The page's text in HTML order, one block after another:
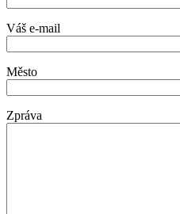
Váš e-mail
Město
Zpráva